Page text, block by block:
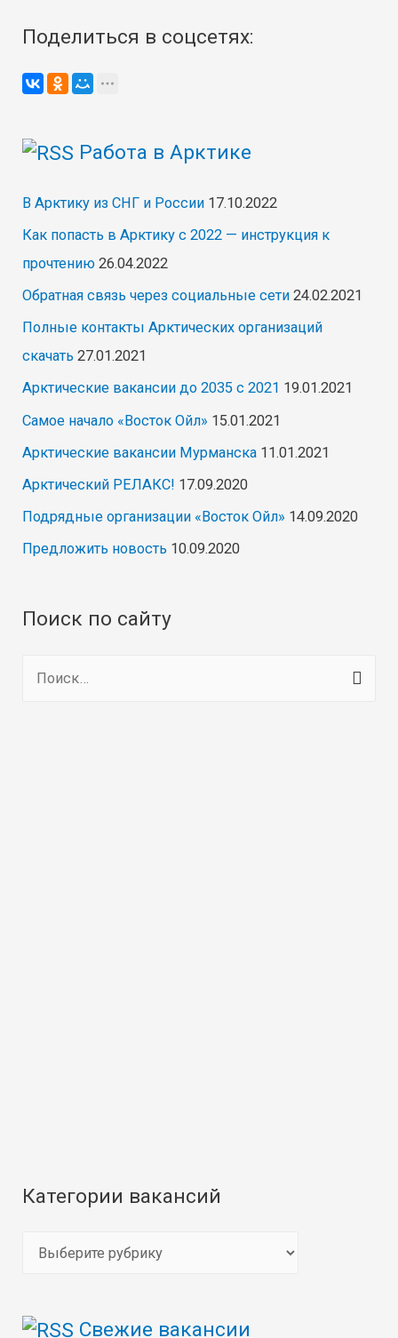
Поделиться в соцсетях:
Работа в Арктике
В Арктику из СНГ и России 17.10.2022
Как попасть в Арктику с 2022 — инструкция к
прочтению 26.04.2022
Обратная связь через социальные сети 24.02.2021
Полные контакты Арктических организаций
скачать 27.01.2021
Арктические вакансии до 2035 с 2021 19.01.2021
Самое начало «Восток Ойл» 15.01.2021
Арктические вакансии Мурманска 11.01.2021
Арктический РЕЛАКС! 17.09.2020
Подрядные организации «Восток Ойл» 14.09.2020
Предложить новость 10.09.2020
Поиск по сайту
Категории вакансий
е
Свежие вакансии